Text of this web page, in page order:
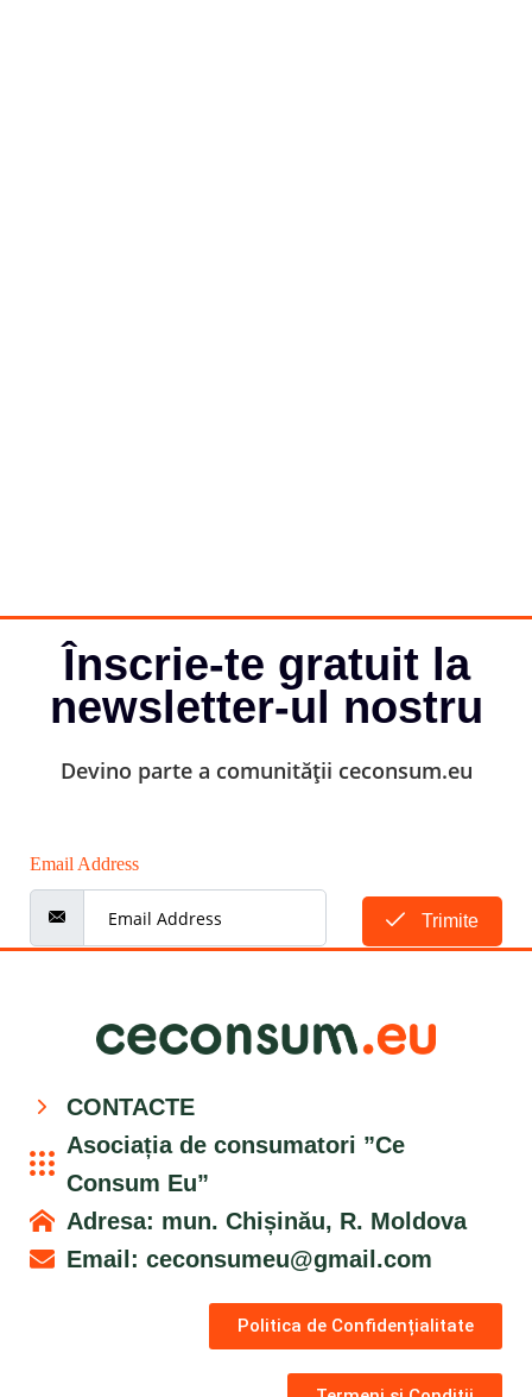
Înscrie-te gratuit la
newsletter-ul nostru
Devino parte a comunității ceconsum.eu
Email Address
Trimite
CONTACTE
Asociația de consumatori ”Ce
Consum Eu”
Adresa: mun. Chișinău, R. Moldova
Email:ceconsumeu@gmail.com
Politica de Confidențialitate